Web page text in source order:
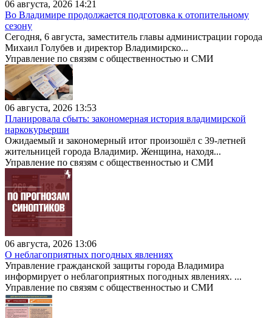
06 августа, 2026 14:21
Во Владимире продолжается подготовка к отопительному
сезону
Сегодня, 6 августа, заместитель главы администрации города
Михаил Голубев и директор Владимирско...
Управление по связям с общественностью и СМИ
06 августа, 2026 13:53
Планировала сбыть: закономерная история владимирской
наркокурьерши
Ожидаемый и закономерный итог произошёл с 39-летней
жительницей города Владимир. Женщина, находя...
Управление по связям с общественностью и СМИ
06 августа, 2026 13:06
О неблагоприятных погодных явлениях
Управление гражданской защиты города Владимира
информирует о неблагоприятных погодных явлениях. ...
Управление по связям с общественностью и СМИ